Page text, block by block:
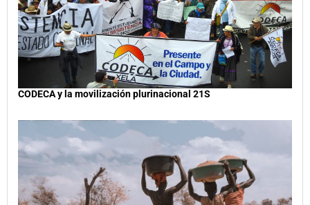
CODECA y la movilización plurinacional 21S